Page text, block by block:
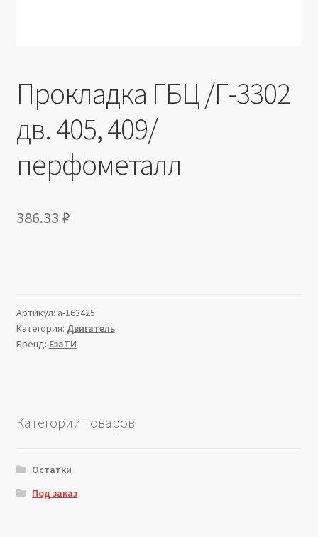
Прокладка ГБЦ /Г-3302
дв. 405, 409/
перфометалл
386.33 ₽
Артикул: a-163425
Категория: Двигатель
Бренд: ЕзаТИ
Категории товаров
Остатки
Под заказ